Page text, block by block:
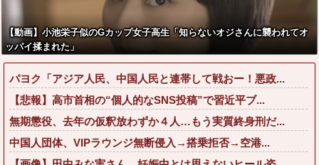
ーか？
「！？」→結果
w w w w w w w
w
【動画】小池栄子似のGカップ女子高生「知らないオジさんに襲われてオ
ッパイ揉まれた」
パヨク「アジア人民、中国人民と連帯して戦おー！悪政...
【悲報】高市首相の“個人的なSNS投稿”で習近平ブ...
無期懲役、去年の仮釈放わずか４人…もう実質終身刑だ...
中国人団体、VIPラウンジ無断侵入→搭乗拒否→空港...